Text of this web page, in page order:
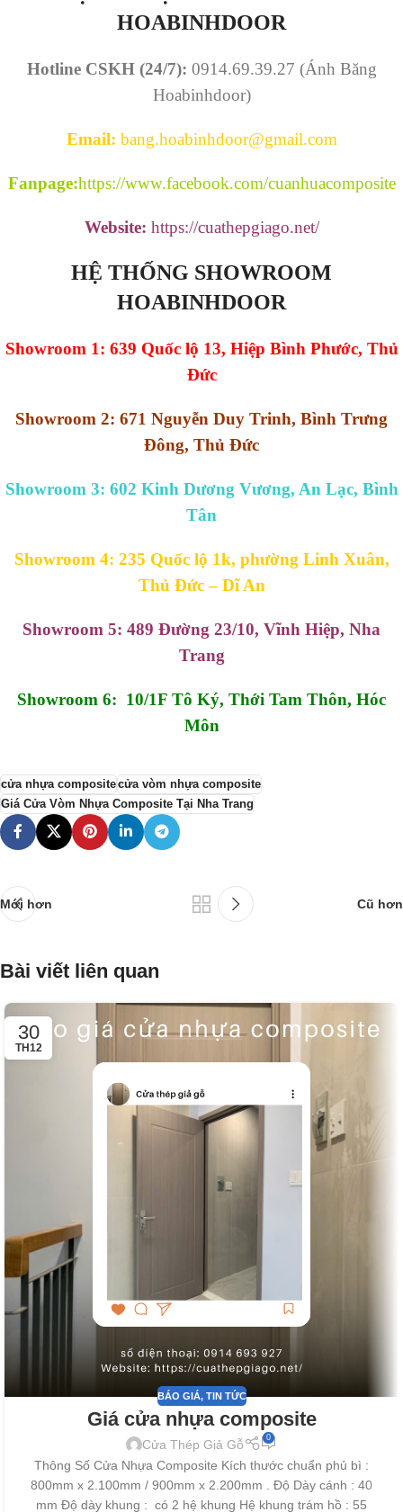
HOABINHDOOR
Hotline CSKH (24/7): 0914.69.39.27 (Ánh Băng
Hoabinhdoor)
Email: bang.hoabinhdoor@gmail.com
Fanpage:https://www.facebook.com/cuanhuacomposite
Website: https://cuathepgiago.net/
HỆ THỐNG SHOWROOM
HOABINHDOOR
Showroom 1: 639 Quốc lộ 13, Hiệp Bình Phước, Thủ
Đức
Showroom 2: 671 Nguyễn Duy Trinh, Bình Trưng
Đông, Thủ Đức
Showroom 3: 602 Kinh Dương Vương, An Lạc, Bình
Tân
Showroom 4: 235 Quốc lộ 1k, phường Linh Xuân,
Thủ Đức – Dĩ An
Showroom 5: 489 Đường 23/10, Vĩnh Hiệp, Nha
Trang
Showroom 6: 10/1F Tô Ký, Thới Tam Thôn, Hóc
Môn
cửa nhựa compositecửa vòm nhựa composite
Giá Cửa Vòm Nhựa Composite Tại Nha Trang
Mới hơn Cũ hơn
Bài viết liên quan
30
TH12
BÁO GIÁ, TIN TỨC
Giá cửa nhựa composite
Cửa Thép Giả Gỗ 0
Thông Số Cửa Nhựa Composite Kích thước chuẩn phủ bì :
800mm x 2.100mm / 900mm x 2.200mm . Độ Dày cánh : 40
mm Độ dày khung : có 2 hệ khung Hệ khung trám hồ : 55